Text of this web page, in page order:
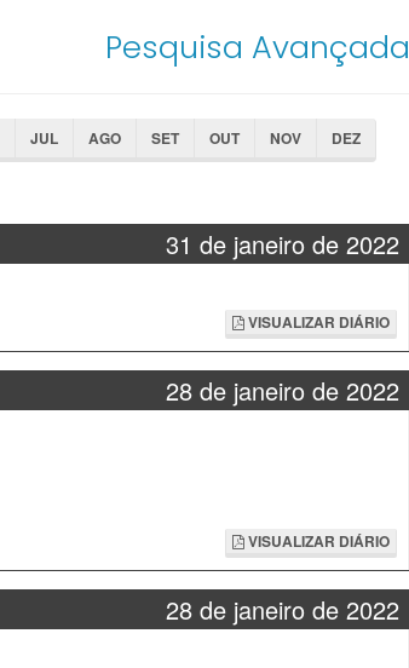
Pesquisa Avançada
JUL AGO SET OUT NOV
DEZ
31 de janeiro de 2022
VISUALIZAR DIÁRIO
28 de janeiro de 2022
VISUALIZAR DIÁRIO
28 de janeiro de 2022